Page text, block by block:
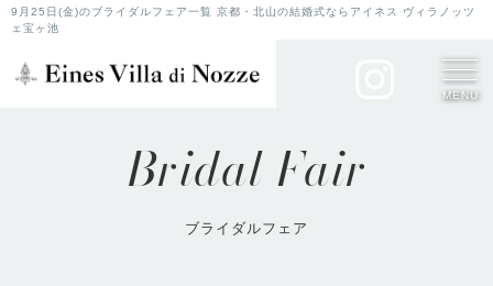
9月25日(金)のブライダルフェア一覧 京都・北山の結婚式ならアイネス ヴィラノッツ
ェ宝ヶ池
MENU
Bridal Fair
ブライダルフェア